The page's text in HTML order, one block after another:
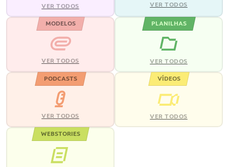
VER TODOS VER TODOS
MODELOS
VER TODOS
PLANILHAS
VER TODOS
PODCASTS
VER TODOS
VÍDEOS
VER TODOS
WEBSTORIES